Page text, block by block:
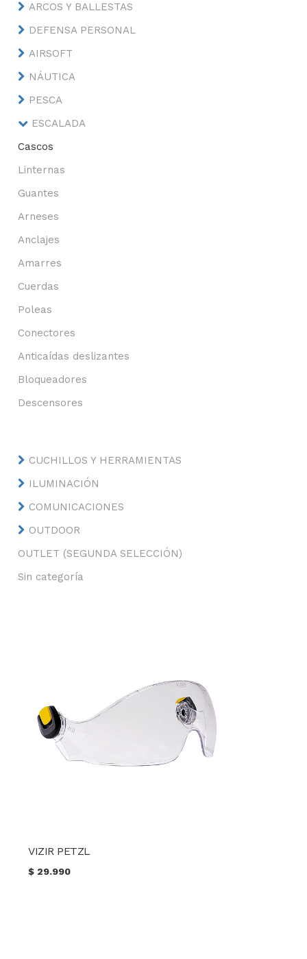
ARCOS Y BALLESTAS
DEFENSA PERSONAL
AIRSOFT
NÁUTICA
PESCA
ESCALADA
Cascos
Linternas
Guantes
Arneses
Anclajes
Amarres
Cuerdas
Poleas
Conectores
Anticaídas deslizantes
Bloqueadores
Descensores
CUCHILLOS Y HERRAMIENTAS
ILUMINACIÓN
COMUNICACIONES
OUTDOOR
OUTLET (SEGUNDA SELECCIÓN)
Sin categoría
VIZIR PETZL
$ 29.990